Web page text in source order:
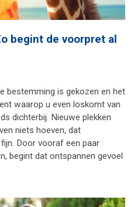
begint de voorpret al
bestemming is gekozen en het
waarop u even loskomt van
dichterbij. Nieuwe plekken
niets hoeven, dat
Door vooraf een paar
begint dat ontspannen gevoel